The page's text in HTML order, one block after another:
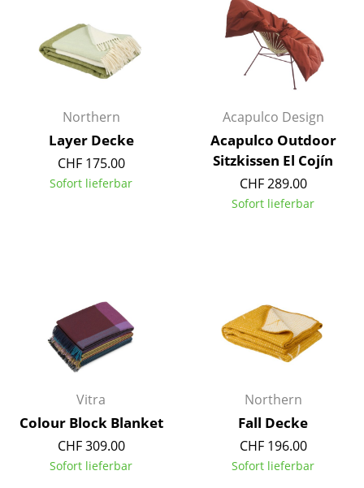
Sekretäre & PC-Tische
Konferenztische
Kindertische
Gartentische
Servierwagen
Regale & Schränke
Bücherregale
Sideboards & Kommoden
TV Möbel
Northern
Layer Decke
CHF 175.00
Sofort lieferbar
Acapulco Design
Acapulco Outdoor
Sitzkissen El Cojín
CHF 289.00
Sofort lieferbar
Vitra
Colour Block Blanket
CHF 309.00
Sofort lieferbar
Northern
Fall Decke
CHF 196.00
Sofort lieferbar